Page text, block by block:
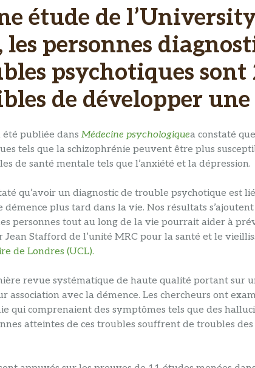
étude de
les personnes
psychotiques sont
de développer une
été publiée dans Médecine psychologiquea constaté
tels que la schizophrénie peuvent être plus
de santé mentale tels que l’anxiété et la dépression.
qu’avoir un diagnostic de trouble psychotique est
plus tard dans la vie. Nos résultats
personnes tout au long de la vie pourrait aider à
Stafford de l’unité MRC pour la santé et le
de Londres (UCL).
revue systématique de haute qualité portant sur
association avec la démence. Les chercheurs ont
qui comprenaient des symptômes tels que des
atteintes de ces troubles souffrent de troubles des